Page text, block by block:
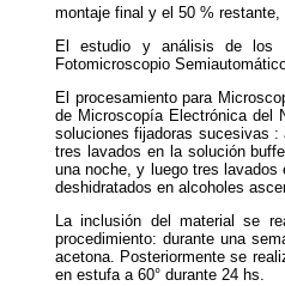
montaje final y el 50 %
El estudio y análisis de los
Fotomicroscopio
El procesamiento para
de Microscopía Electrónica del
soluciones fijadoras sucesivas
tres lavados en la solución
una noche, y luego tres
deshidratados en alcoholes
La inclusión del material se
procedimiento: durante una
acetona. Posteriormente se
en estufa a 60° durante 24 hs.